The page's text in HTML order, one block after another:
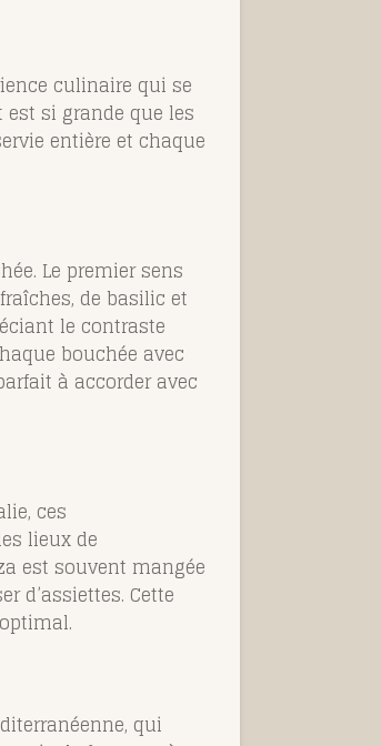
culinaire qui se
si grande que les
entière et chaque
Le premier sens
de basilic et
le contraste
bouchée avec
à accorder avec
ces
lieux de
est souvent mangée
d’assiettes. Cette
qui